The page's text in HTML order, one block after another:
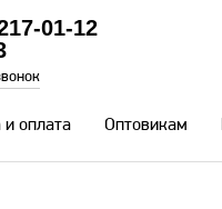
01-12
и оплата Оптовикам